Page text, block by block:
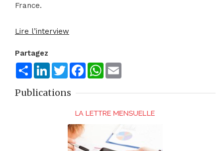
France.
Lire l’interview
Partagez
ShareLinkedInTwitterFacebookWhatsApp
Publications